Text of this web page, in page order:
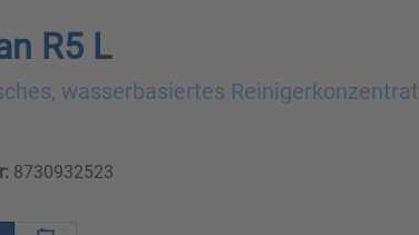
R5 L
wasserbasiertes Reinigerkonzentrat
8730932523